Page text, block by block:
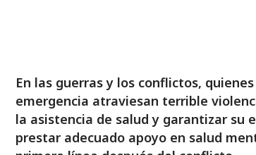
En las guerras y los conflictos,
emergencia atraviesan terrible
la asistencia de salud y garantizar su
prestar adecuado apoyo en salud